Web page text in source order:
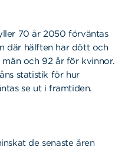
70 år 2050 förväntas
där hälften har dött och
och 92 år för kvinnor.
statistik för hur
se ut i framtiden.
de senaste åren